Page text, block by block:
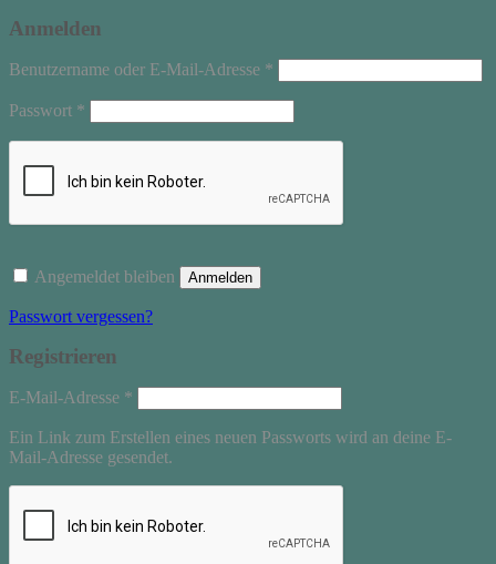
Anmelden
Benutzername oder E-Mail-Adresse *
Passwort *
Angemeldet bleiben Anmelden
Passwort vergessen?
Registrieren
E-Mail-Adresse *
Ein Link zum Erstellen eines neuen Passworts wird an deine E-
Mail-Adresse gesendet.